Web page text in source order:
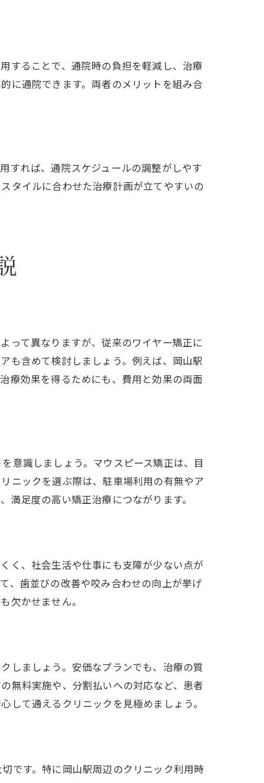
することで、通院時の負担を軽減し、治療
に通院できます。両者のメリットを組み合
すれば、通院スケジュールの調整がしやす
タイルに合わせた治療計画が立てやすいの
って異なりますが、従来のワイヤー矯正に
も含めて検討しましょう。例えば、岡山駅
療効果を得るためにも、費用と効果の両面
意識しましょう。マウスピース矯正は、目
ニックを選ぶ際は、駐車場利用の有無やア
足度の高い矯正治療につながります。
く、社会生活や仕事にも支障が少ない点が
、歯並びの改善や咬み合わせの向上が挙げ
欠かせません。
しましょう。安価なプランでも、治療の質
無料実施や、分割払いへの対応など、患者
て通えるクリニックを見極めましょう。
です。特に岡山駅周辺のクリニック利用時